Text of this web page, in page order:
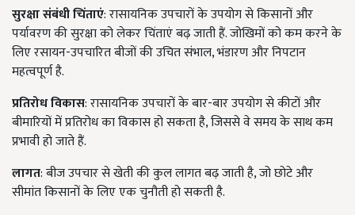
सुरक्षा संबंधी चिंताएं: रासायनिक उपचारों के उपयोग से किसानों और
पर्यावरण की सुरक्षा को लेकर चिंताएं बढ़ जाती हैं. जोखिमों को कम करने के
लिए रसायन-उपचारित बीजों की उचित संभाल, भंडारण और निपटान
महत्वपूर्ण है.
प्रतिरोध विकास: रासायनिक उपचारों के बार-बार उपयोग से कीटों और
बीमारियों में प्रतिरोध का विकास हो सकता है, जिससे वे समय के साथ कम
प्रभावी हो जाते हैं.
लागत: बीज उपचार से खेती की कुल लागत बढ़ जाती है, जो छोटे और
सीमांत किसानों के लिए एक चुनौती हो सकती है.